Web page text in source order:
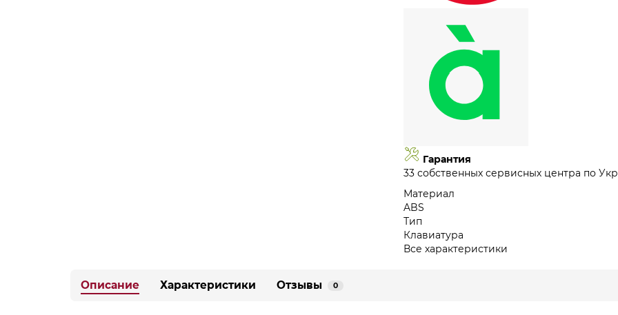
Гарантия
33 собственных сервисных центра по
Материал
ABS
Тип
Клавиатура
Все характеристики
Описание Характеристики Отзывы 0